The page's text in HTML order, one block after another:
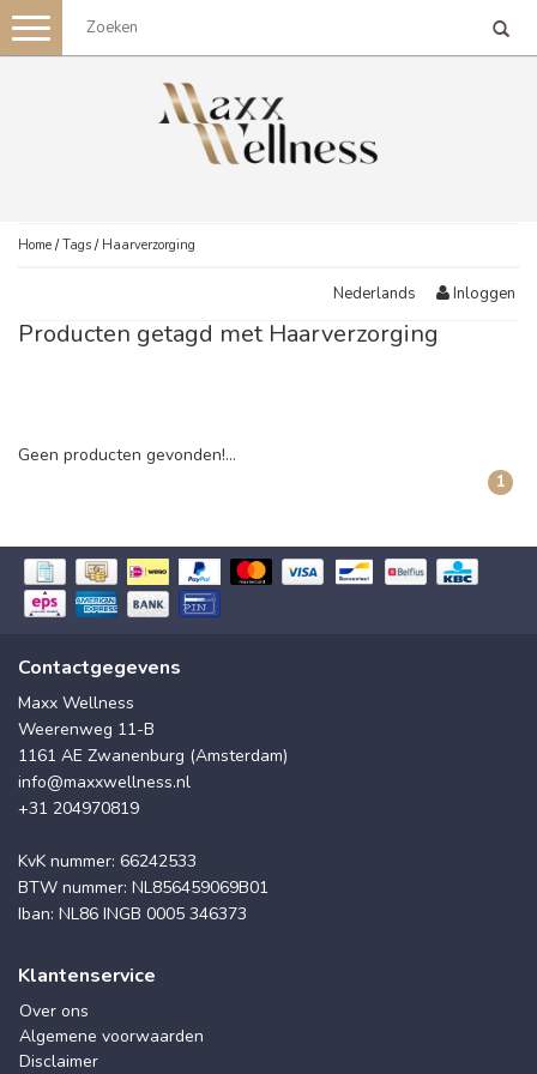
Toggle
navigation
Home /Tags / Haarverzorging
Nederlands Inloggen
Producten getagd met Haarverzorging
Geen producten gevonden!...
1
Contactgegevens
Maxx Wellness
Weerenweg 11-B
1161 AE Zwanenburg (Amsterdam)
info@maxxwellness.nl
+31 204970819
KvK nummer: 66242533
BTW nummer: NL856459069B01
Iban: NL86 INGB 0005 346373
Klantenservice
Over ons
Algemene voorwaarden
Disclaimer